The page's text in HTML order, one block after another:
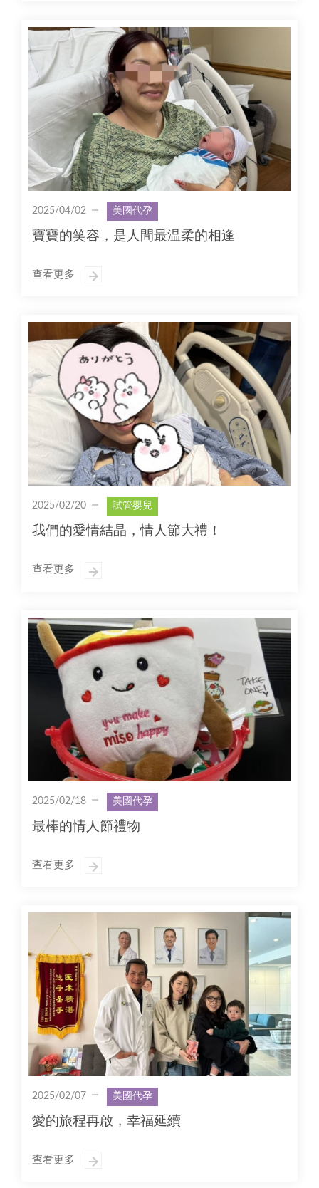
2025/04/02 美國代孕
寶寶的笑容，是人間最温柔的相逢
查看更多
2025/02/20 試管嬰兒
我們的愛情結晶，情人節大禮！
查看更多
2025/02/18 美國代孕
最棒的情人節禮物
查看更多
2025/02/07 美國代孕
愛的旅程再啟，幸福延續
查看更多